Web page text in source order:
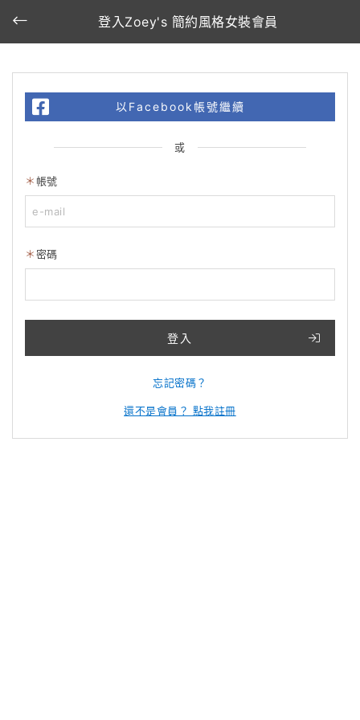
登入Zoey's 簡約風格女裝會員
以Facebook帳號繼續
或
帳號
密碼
登入
忘記密碼？
還不是會員？ 點我註冊